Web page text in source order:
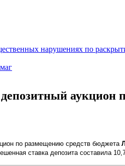
нарушениях по
аукцион
по размещению средств бюджета
ставка депозита составила